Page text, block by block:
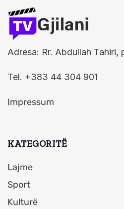
Adresa: Rr. Abdullah Tahiri,
Tel. +383 44 304 901
Impressum
KATEGORITË
Lajme
Sport
Kulturë